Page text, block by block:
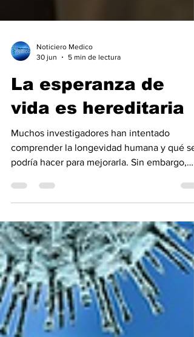
Noticiero Medico
La esperanza de
Muchos investigadores han intentado
comprender la longevidad humana y qué se
este es un tema difícil de estudiar porque se
requiere mucho tiempo para recopilar datos
sobre la esperanza de vida humana, y
muchos factores diferentes pueden
a la mortalidad Durante décadas, el consenso
sostuvo que el estilo de vida y el medio
ambiente eran los principales impulsores del
envejecimiento. Pero esa opinión está
reexaminada